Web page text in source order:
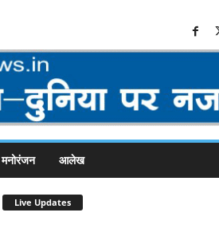
मनोरंजन आलेख
Live Updates